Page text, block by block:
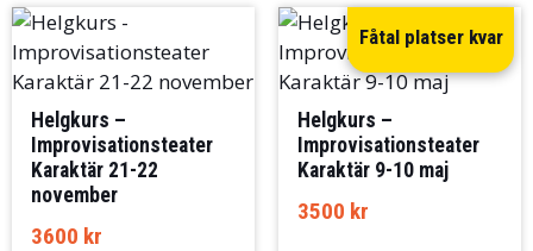
Helgkurs –
Improvisationsteater
Karaktär 21-22
november
3600 kr
Fåtal platser kvar
Helgkurs –
Improvisationsteater
Karaktär 9-10 maj
3500 kr